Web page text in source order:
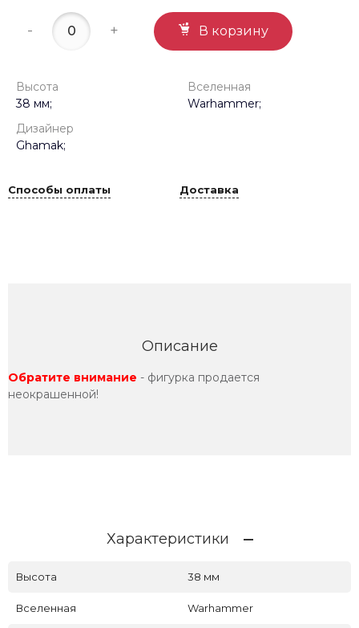
- + В корзину
Высота
38 мм;
Вселенная
Warhammer;
Дизайнер
Ghamak;
Способы оплаты Доставка
Описание
Обратите внимание - фигурка продается
неокрашенной!
Характеристики
Высота 38 мм
Вселенная Warhammer